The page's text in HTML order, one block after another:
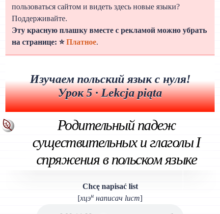
пользоваться сайтом и видеть здесь новые языки?
Поддерживайте.
Эту красную плашку вместе с рекламой можно убрать
на странице: ⭐Платное.
Изучаем польский язык с нуля!
Урок 5 · Lekcja piąta
Родительный падеж
существительных и глаголы I
спряжения в польском языке
Chcę napisać list
[хцэн написач lист]